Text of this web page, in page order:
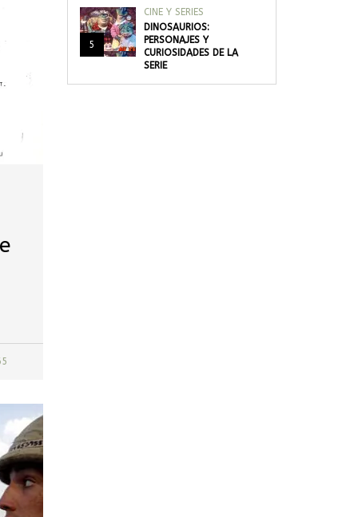
5
CINE Y SERIES
DINOSAURIOS:
PERSONAJES Y
CURIOSIDADES DE LA
SERIE